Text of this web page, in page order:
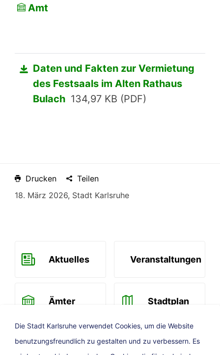
Amt
Daten und Fakten zur Vermietung
des Festsaals im Alten Rathaus
Bulach 134,97 KB (PDF)
Drucken
Teilen
18. März 2026, Stadt Karlsruhe
Aktuelles Veranstaltungen
Ämter Stadtplan
Newsletter
Die Stadt Karlsruhe verwendet Cookies, um die Website
benutzungsfreundlich zu gestalten und zu verbessern. Es